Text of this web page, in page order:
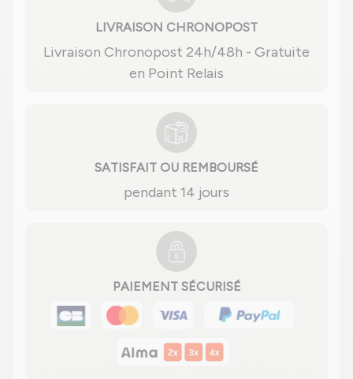
LIVRAISON CHRONOPOST
Livraison Chronopost 24h/48h - Gratuite
en Point Relais
SATISFAIT OU REMBOURSÉ
pendant 14 jours
PAIEMENT SÉCURISÉ